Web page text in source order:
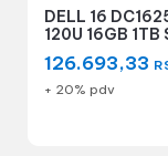
DELL 16
120U 16GB 1TB
126.693,33
+ 20% pdv